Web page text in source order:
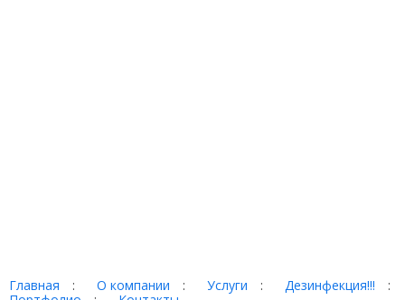
Дезинфекция!!!
Портфолио
Контакты